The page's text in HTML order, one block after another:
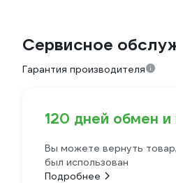
Сервисное
Гарантия производителя
120 дней обмен и
Вы можете вернуть
был использован
Подробнее